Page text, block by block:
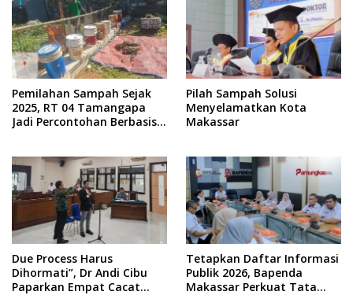
Pemilahan Sampah Sejak
2025, RT 04 Tamangapa
Jadi Percontohan Berbasis
Pilah Sampah Solusi
Menyelamatkan Kota
Makassar
Due Process Harus
Dihormati”, Dr Andi Cibu
Paparkan Empat Cacat
Tetapkan Daftar Informasi
Publik 2026, Bapenda
Makassar Perkuat Tata